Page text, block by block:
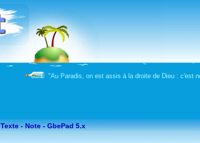
"Au Paradis, on est assis à la droite de Dieu : c'est
Texte - Note - GbePad 5.x